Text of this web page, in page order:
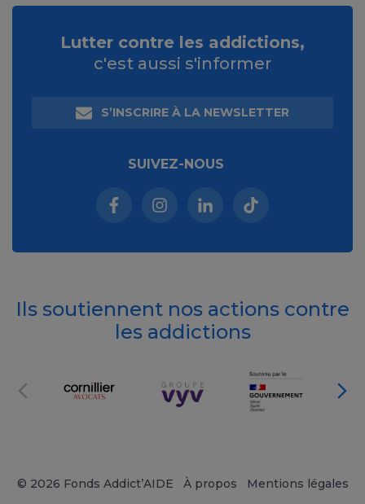
Lutter contre les addictions,
c'est aussi s'informer
S’INSCRIRE À LA NEWSLETTER
SUIVEZ-NOUS
Facebook (nouvelle fenêtre)
Instagram (nouvelle fenêtre)
Linkedin (nouvelle
Tiktok (nouvelle
Ils soutiennent nos actions contre
les addictions
© 2026 Fonds Addict’AIDE À propos
Mentions légales